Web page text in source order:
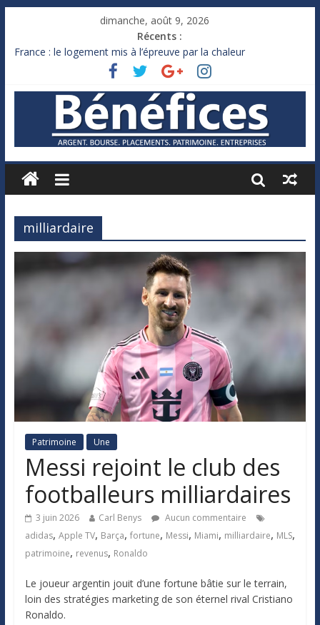
dimanche, août 9, 2026
Récents :
France : le logement mis à l’épreuve par la chaleur
Des milliards de dollars de droits de douane déjà remboursés
Royaume-Uni : Andy Burnham recule sur l’impôt
Xavier Niel, le milliardaire qui ne touche presque rien
Ruée des fortunes russes vers l’étranger
milliardaire
Patrimoine Une
Messi rejoint le club des
footballeurs milliardaires
3 juin 2026 Carl Benys
Aucun commentaire
adidas, Apple TV, Barça, fortune, Messi, Miami, milliardaire, MLS,
patrimoine, revenus, Ronaldo
Le joueur argentin jouit d’une fortune bâtie sur le terrain,
loin des stratégies marketing de son éternel rival Cristiano
Ronaldo.